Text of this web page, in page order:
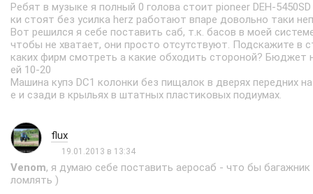
Ребят в музыке я полный 0 голова стоит pioneer DEH-
ки стоят без усилка herz работают впаре довольно таки
Вот решился я себе поставить саб, т.к. басов в моей
чтобы не хватает, они просто отсутствуют. Подскажите в
каких фирм смотреть а какие обходить стороной? Бюджет
ей 10-20
Машина купэ DC1 колонки без пищалок в дверях передних
е и сзади в крыльях в штатных пластиковых подиумах.
flux
19.01.2013 в 13:34
Venom, я думаю себе поставить аеросаб - что бы багажник
ломлять )